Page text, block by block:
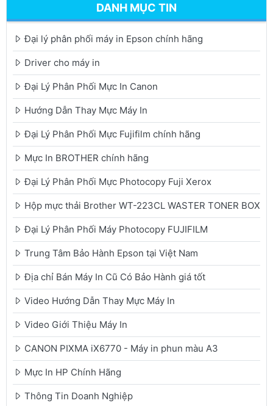
DANH MỤC TIN
Đại lý phân phối máy in Epson chính hãng
Driver cho máy in
Đại Lý Phân Phối Mực In Canon
Hướng Dẫn Thay Mực Máy In
Đại Lý Phân Phối Mực Fujifilm chính hãng
Mực In BROTHER chính hãng
Đại Lý Phân Phối Mực Photocopy Fuji Xerox
Hộp mực thải Brother WT-223CL WASTER TONER BOX
Đại Lý Phân Phối Máy Photocopy FUJIFILM
Trung Tâm Bảo Hành Epson tại Việt Nam
Địa chỉ Bán Máy In Cũ Có Bảo Hành giá tốt
Video Hướng Dẫn Thay Mực Máy In
Video Giới Thiệu Máy In
CANON PIXMA iX6770 - Máy in phun màu A3
Mực In HP Chính Hãng
Thông Tin Doanh Nghiệp